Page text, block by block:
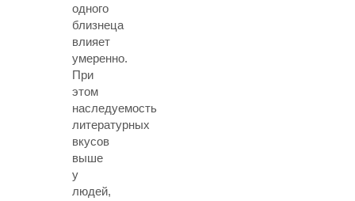
одного
близнеца
влияет
умеренно.
При
этом
наследуемость
литературных
вкусов
выше
у
людей,